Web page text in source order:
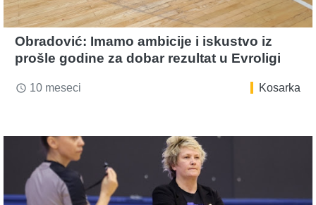
Obradović: Imamo ambicije i iskustvo iz
prošle godine za dobar rezultat u Evroligi
access_time 10 meseci Kosarka